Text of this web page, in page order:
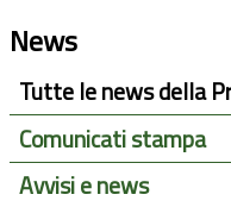
News
Tutte le news della
Comunicati stampa
Avvisi e news